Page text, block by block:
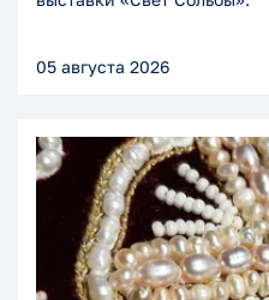
05 августа 2026